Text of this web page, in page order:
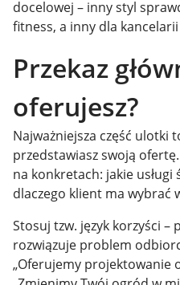
docelowej – inny styl
fitness, a inny dla
Przekaz
oferujesz?
Najważniejsza część ulotki
przedstawiasz swoją
na konkretach: jakie usługi
dlaczego klient ma wybrać
Stosuj tzw. język korzyści –
rozwiązuje problem
„Oferujemy projektowanie